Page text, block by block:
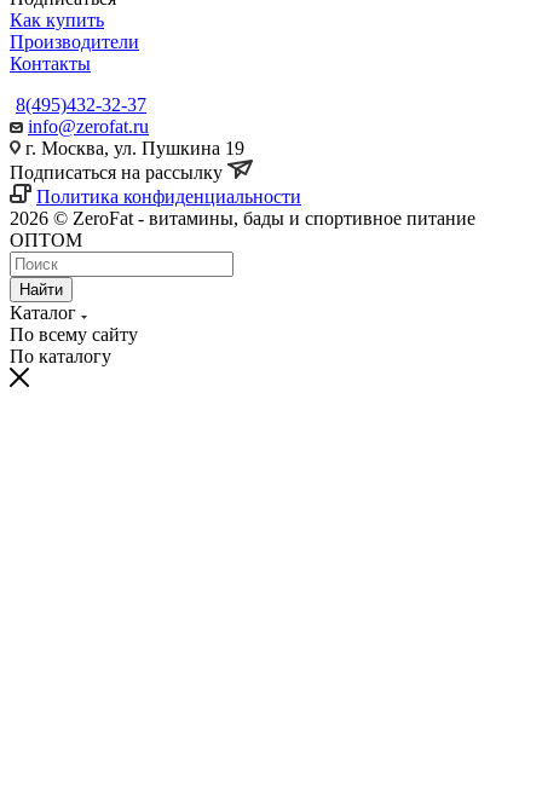
Как купить
Производители
Контакты
8(495)432-32-37
info@zerofat.ru
г. Москва, ул. Пушкина 19
Подписаться на рассылку
Политика конфиденциальности
2026 © ZeroFat - витамины, бады и спортивное питание
ОПТОМ
Найти
Каталог
По всему сайту
По каталогу